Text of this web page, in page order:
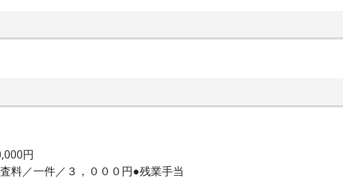
円
料／一件／３，０００円●残業手当